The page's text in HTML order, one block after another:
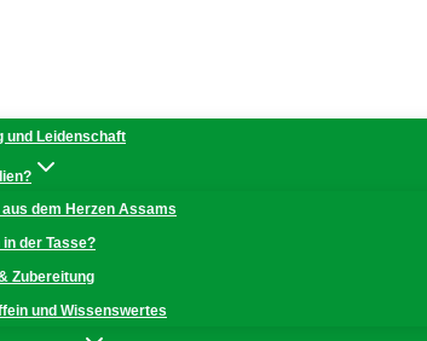
und Leidenschaft
dem Herzen Assams
der Tasse?
Zubereitung
und Wissenswertes